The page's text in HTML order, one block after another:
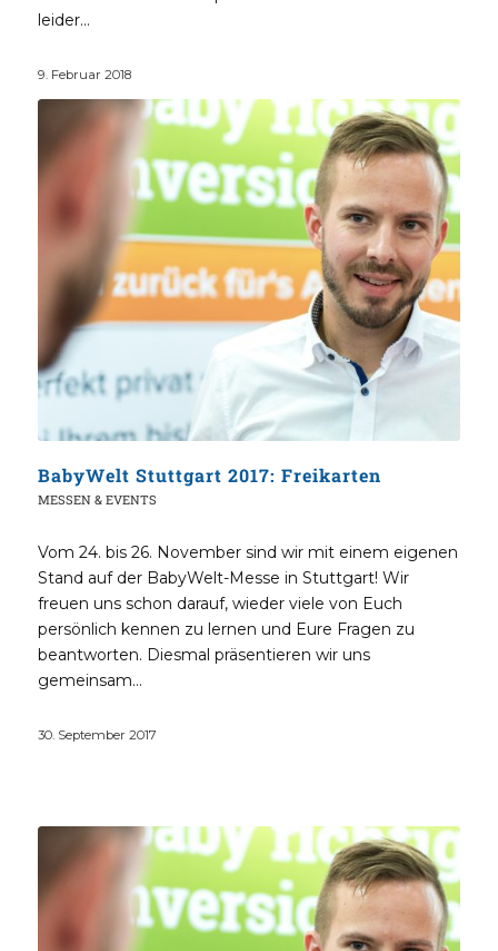
leider…
9. Februar 2018
BabyWelt Stuttgart 2017: Freikarten
MESSEN & EVENTS
Vom 24. bis 26. November sind wir mit einem eigenen
Stand auf der BabyWelt-Messe in Stuttgart! Wir
freuen uns schon darauf, wieder viele von Euch
persönlich kennen zu lernen und Eure Fragen zu
beantworten. Diesmal präsentieren wir uns
gemeinsam…
30. September 2017